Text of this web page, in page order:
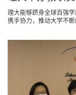
理大能够跻身全球百强
携手协力，推动大学不